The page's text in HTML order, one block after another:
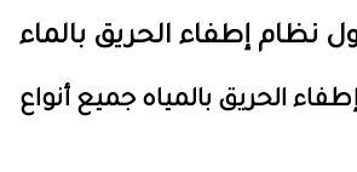
نظام إطفاء الحريق بالماء
الحريق بالمياه جميع أنواع